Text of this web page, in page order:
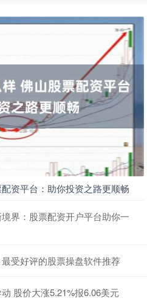
资平台：助你投资之路更顺畅
界：股票配资开户平台助你一
受好评的股票操盘软件推荐
股价大涨5.21%报6.06美元